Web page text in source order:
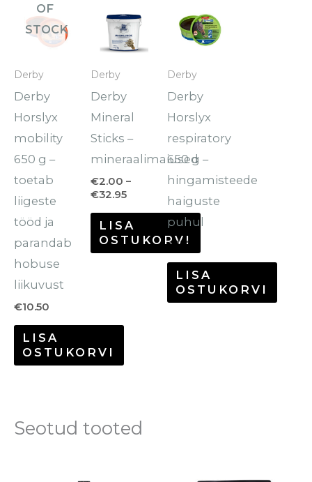
OF
STOCK
Derby
Derby
Horslyx
mobility
650 g –
toetab
liigeste
tööd ja
parandab
hobuse
liikuvust
€10.50
LISA
OSTUKORVI
Derby
Derby
Mineral
Sticks –
mineraalimaiused
€2.00 –
€32.95
€2.00
kuni
€32.95
LISA
OSTUKORVI
tootel
on
mitu
varianti.
Valikuid
saab
teha
Derby
Derby
Horslyx
respiratory
650 g –
hingamisteede
haiguste
puhul
€ 11.70
LISA
OSTUKORVI
Seotud tooted